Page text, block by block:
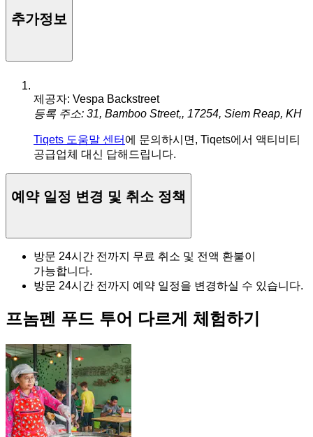
추가정보
제공자: Vespa Backstreet
등록 주소: 31, Bamboo Street,, 17254, Siem Reap, KH
Tiqets 도움말 센터 에 문의하시면, Tiqets에서 액티비티
공급업체 대신 답해드립니다.
예약 일정 변경 및 취소 정책
방문 24시간 전까지 무료 취소 및 전액 환불이
가능합니다.
방문 24시간 전까지 예약 일정을 변경하실 수 있습니다.
프놈펜 푸드 투어 다르게 체험하기